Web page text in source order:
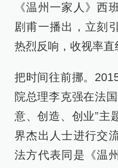
《温州一家人》西
剧甫一播出，立刻
热烈反响，收视率直
把时间往前挪。
院总理李克强在法
意、创造、创业”主
界杰出人士进行交
法方代表同是《温